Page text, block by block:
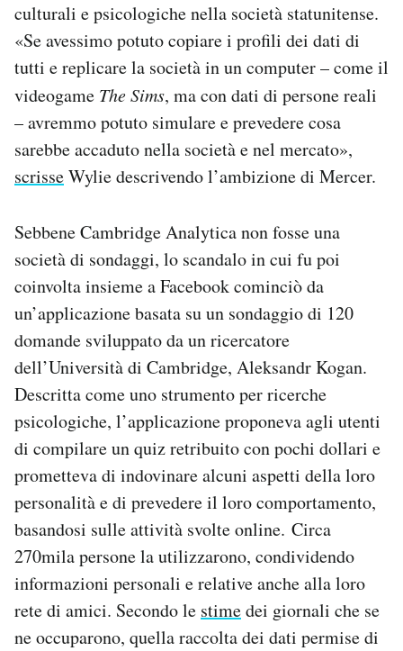
culturali e psicologiche nella società statunitense.
«Se avessimo potuto copiare i profili dei dati di
tutti e replicare la società in un computer – come il
videogame The Sims, ma con dati di persone reali
– avremmo potuto simulare e prevedere cosa
sarebbe accaduto nella società e nel mercato»,
scrisseWylie descrivendo l’ambizione di Mercer.
Sebbene Cambridge Analytica non fosse una
società di sondaggi, lo scandalo in cui fu poi
coinvolta insieme a Facebook cominciò da
un’applicazione basata su un sondaggio di 120
domande sviluppato da un ricercatore
dell’Università di Cambridge, Aleksandr Kogan.
Descritta come uno strumento per ricerche
psicologiche, l’applicazione proponeva agli utenti
di compilare un quiz retribuito con pochi dollari e
prometteva di indovinare alcuni aspetti della loro
personalità e di prevedere il loro comportamento,
basandosi sulle attività svolte online. Circa
270mila persone la utilizzarono, condividendo
informazioni personali e relative anche alla loro
rete di amici. Secondo le stimedei giornali che se
ne occuparono, quella raccolta dei dati permise di